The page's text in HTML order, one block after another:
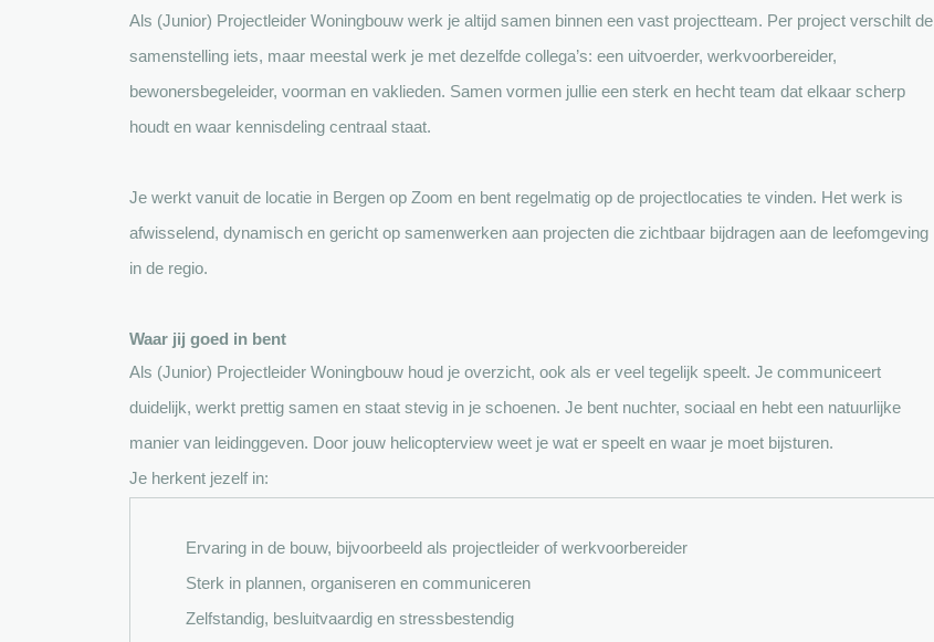
Als (Junior) Projectleider Woningbouw werk je altijd samen binnen een vast projectteam. Per project verschilt de
samenstelling iets, maar meestal werk je met dezelfde collega’s: een uitvoerder, werkvoorbereider,
bewonersbegeleider, voorman en vaklieden. Samen vormen jullie een sterk en hecht team dat elkaar scherp
houdt en waar kennisdeling centraal staat.
Je werkt vanuit de locatie in Bergen op Zoom en bent regelmatig op de projectlocaties te vinden. Het werk is
afwisselend, dynamisch en gericht op samenwerken aan projecten die zichtbaar bijdragen aan de leefomgeving
in de regio.
Waar jij goed in bent
Als (Junior) Projectleider Woningbouw houd je overzicht, ook als er veel tegelijk speelt. Je communiceert
duidelijk, werkt prettig samen en staat stevig in je schoenen. Je bent nuchter, sociaal en hebt een natuurlijke
manier van leidinggeven. Door jouw helicopterview weet je wat er speelt en waar je moet bijsturen.
Je herkent jezelf in:
Ervaring in de bouw, bijvoorbeeld als projectleider of werkvoorbereider
Sterk in plannen, organiseren en communiceren
Zelfstandig, besluitvaardig en stressbestendig